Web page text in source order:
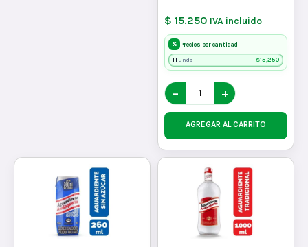
$ 15.250 IVA incluido
% Precios por cantidad
1+unds $15,250
− +
AGREGAR AL CARRITO